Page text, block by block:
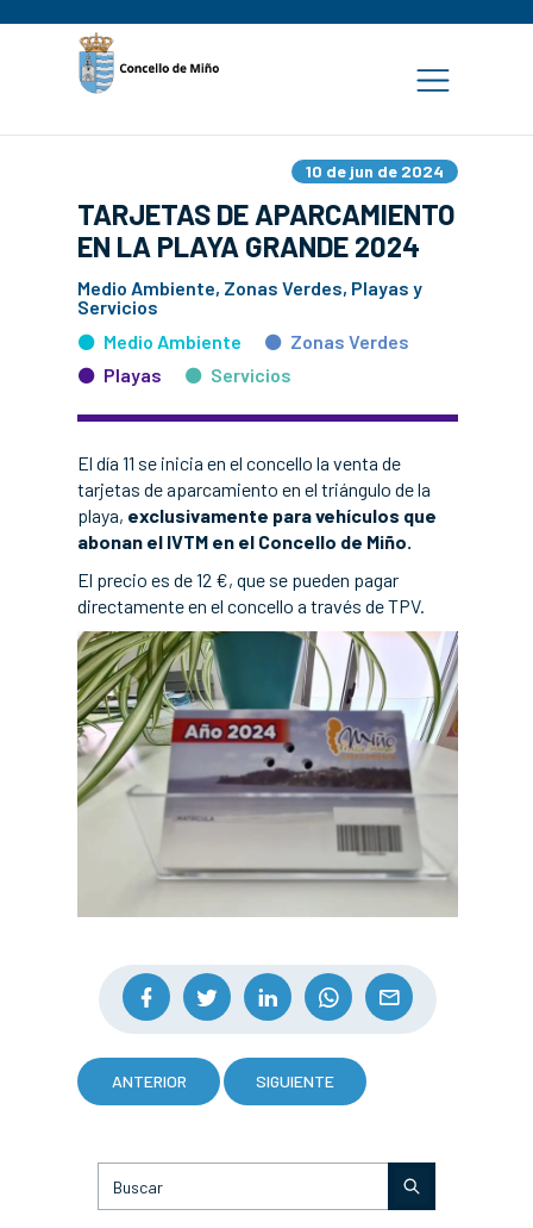
10 de jun de 2024
TARJETAS DE APARCAMIENTO
EN LA PLAYA GRANDE 2024
Medio Ambiente, Zonas Verdes, Playas y
Servicios
Medio Ambiente
Zonas Verdes
Playas
Servicios
El día 11 se inicia en el concello la venta de
tarjetas de aparcamiento en el triángulo de la
playa, exclusivamente para vehículos que
abonan el IVTM en el Concello de Miño.
El precio es de 12 €, que se pueden pagar
directamente en el concello a través de TPV.
ANTERIOR SIGUIENTE